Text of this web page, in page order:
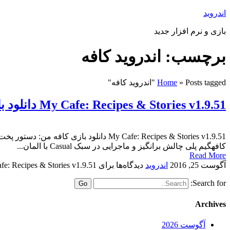
اندروید
بازی و نرم افزار جدید
برچسب: اندروید کافه
Home » Posts tagged "اندروید کافه"
My Cafe: Recipes & Stories v1.9.51 دانلود بازی کافه من: دستور پخت ها و ماجراها برای اندروید
کافهگیم پلی چالش برانگیز و ماجرایی در سبک Casual با المان...
Read More
آگوست 25, 2016
اندروید دیدگاه‌ها برای My Cafe: Recipes & Stories v1.9.51 دانلود بازی کافه من: دستور پخت ها و ماجراها برای اندروید
Search for:
Archives
آگوست 2026